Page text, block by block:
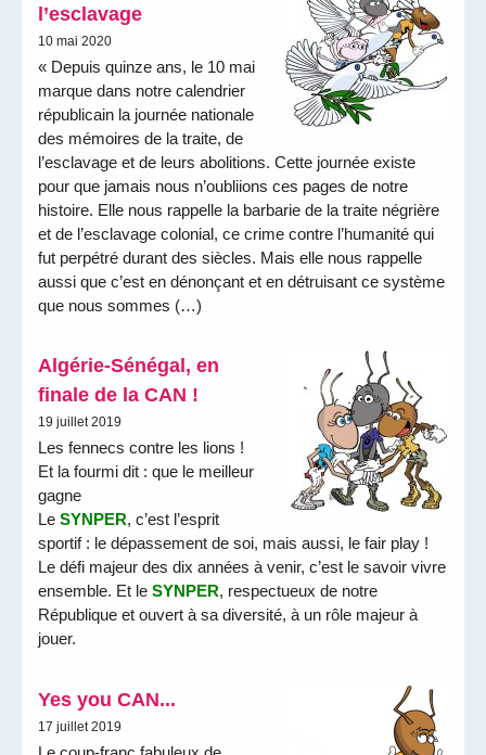
l’esclavage
10 mai 2020
« Depuis quinze ans, le 10 mai
marque dans notre calendrier
républicain la journée nationale
des mémoires de la traite, de
l’esclavage et de leurs abolitions. Cette journée existe
pour que jamais nous n’oubliions ces pages de notre
histoire. Elle nous rappelle la barbarie de la traite négrière
et de l’esclavage colonial, ce crime contre l’humanité qui
fut perpétré durant des siècles. Mais elle nous rappelle
aussi que c’est en dénonçant et en détruisant ce système
que nous sommes (…)
Algérie-Sénégal, en
finale de la CAN !
19 juillet 2019
Les fennecs contre les lions !
Et la fourmi dit : que le meilleur
gagne
LeSYNPER, c’est l’esprit
sportif : le dépassement de soi, mais aussi, le fair play !
Le défi majeur des dix années à venir, c’est le savoir vivre
ensemble. Et leSYNPER, respectueux de notre
République et ouvert à sa diversité, à un rôle majeur à
jouer.
Yes you CAN...
17 juillet 2019